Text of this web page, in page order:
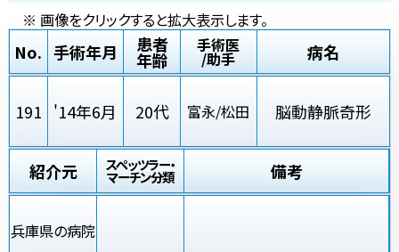
※ 画像をクリックすると拡大表示します。
No. 手術年月 患者
年齢
手術医
/助手 病名
191 '14年6月 20代 富永/松田 脳動静脈奇形
紹介元 スペッツラー・
マーチン分類 備考
兵庫県の病院